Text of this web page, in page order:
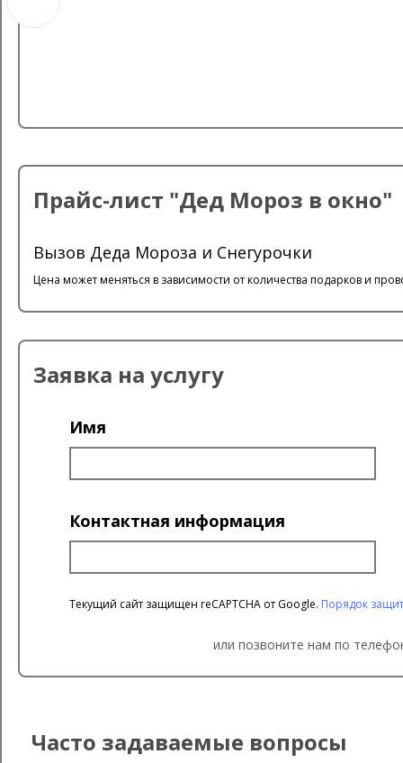
Прайс-лист "Дед Мороз в окно"
Вызов Деда Мороза и Снегурочки
Цена может меняться в зависимости от количества подарков и
Заявка на услугу
Имя
Контактная информация
или позвоните нам по
Текущий сайт защищен reCAPTCHA от Google. Порядок
Часто задаваемые вопросы